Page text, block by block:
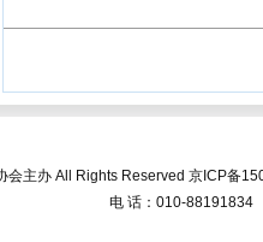
会主办 All Rights Reserved京ICP备
电 话：010-88191834